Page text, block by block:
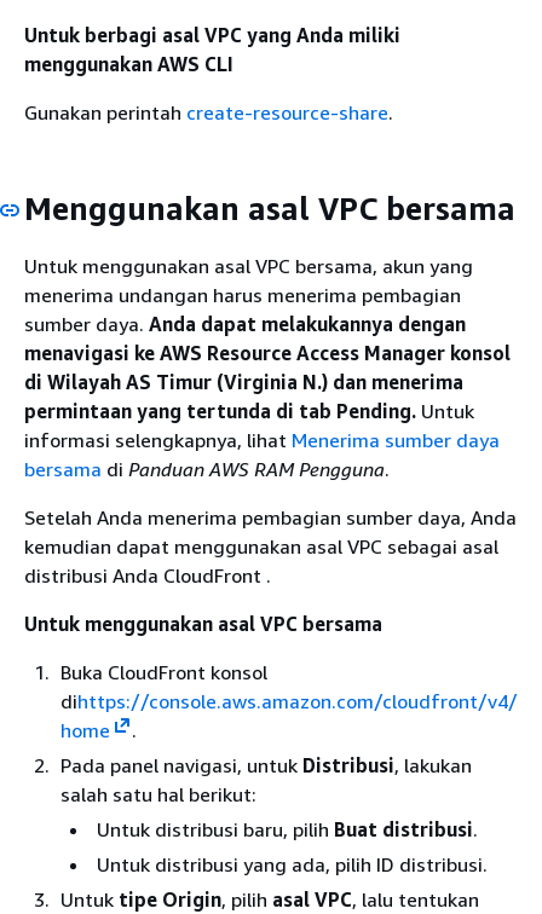
Untuk berbagi asal VPC yang Anda miliki
menggunakan AWS CLI
Gunakan perintah create-resource-share.
Menggunakan asal VPC bersama
Untuk menggunakan asal VPC bersama, akun yang
menerima undangan harus menerima pembagian
sumber daya. Anda dapat melakukannya dengan
menavigasi ke AWS Resource Access Manager konsol
di Wilayah AS Timur (Virginia N.) dan menerima
permintaan yang tertunda di tab Pending. Untuk
informasi selengkapnya, lihat Menerima sumber daya
bersama di Panduan AWS RAM Pengguna.
Setelah Anda menerima pembagian sumber daya, Anda
kemudian dapat menggunakan asal VPC sebagai asal
distribusi Anda CloudFront .
Untuk menggunakan asal VPC bersama
Buka CloudFront konsol
dihttps://console.aws.amazon.com/cloudfront/v4/
home
.
Pada panel navigasi, untuk Distribusi, lakukan
salah satu hal berikut:
Untuk distribusi baru, pilih Buat distribusi.
Untuk distribusi yang ada, pilih ID distribusi.
Untuk tipe Origin, pilih asal VPC, lalu tentukan